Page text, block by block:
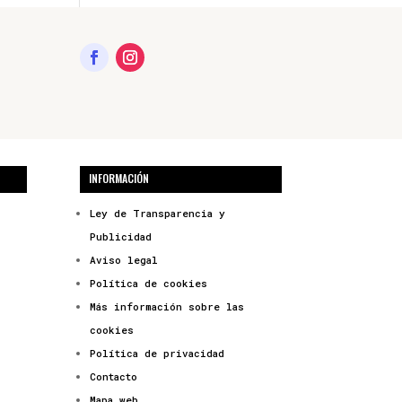
INFORMACIÓN
Ley de Transparencia y
Publicidad
Aviso legal
Política de cookies
Más información sobre las
cookies
Política de privacidad
Contacto